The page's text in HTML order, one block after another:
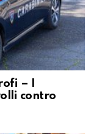
– I
contro